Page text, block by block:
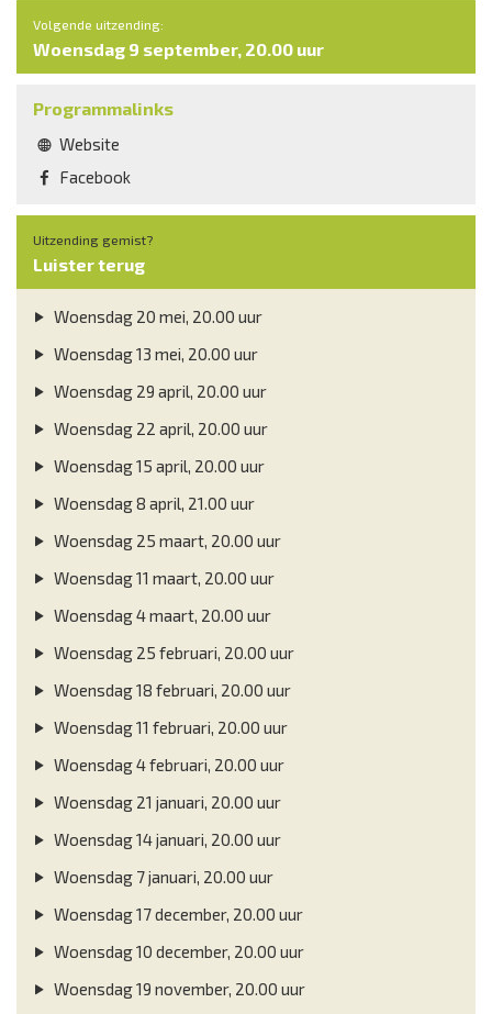
Volgende uitzending:
Woensdag 9 september, 20.00 uur
Programmalinks
Website
Facebook
Uitzending gemist?
Luister terug
Woensdag 20 mei, 20.00 uur
Woensdag 13 mei, 20.00 uur
Woensdag 29 april, 20.00 uur
Woensdag 22 april, 20.00 uur
Woensdag 15 april, 20.00 uur
Woensdag 8 april, 21.00 uur
Woensdag 25 maart, 20.00 uur
Woensdag 11 maart, 20.00 uur
Woensdag 4 maart, 20.00 uur
Woensdag 25 februari, 20.00 uur
Woensdag 18 februari, 20.00 uur
Woensdag 11 februari, 20.00 uur
Woensdag 4 februari, 20.00 uur
Woensdag 21 januari, 20.00 uur
Woensdag 14 januari, 20.00 uur
Woensdag 7 januari, 20.00 uur
Woensdag 17 december, 20.00 uur
Woensdag 10 december, 20.00 uur
Woensdag 19 november, 20.00 uur